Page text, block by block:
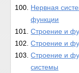
Нервная
функции
Строение и
Строение и
Строение и
системы